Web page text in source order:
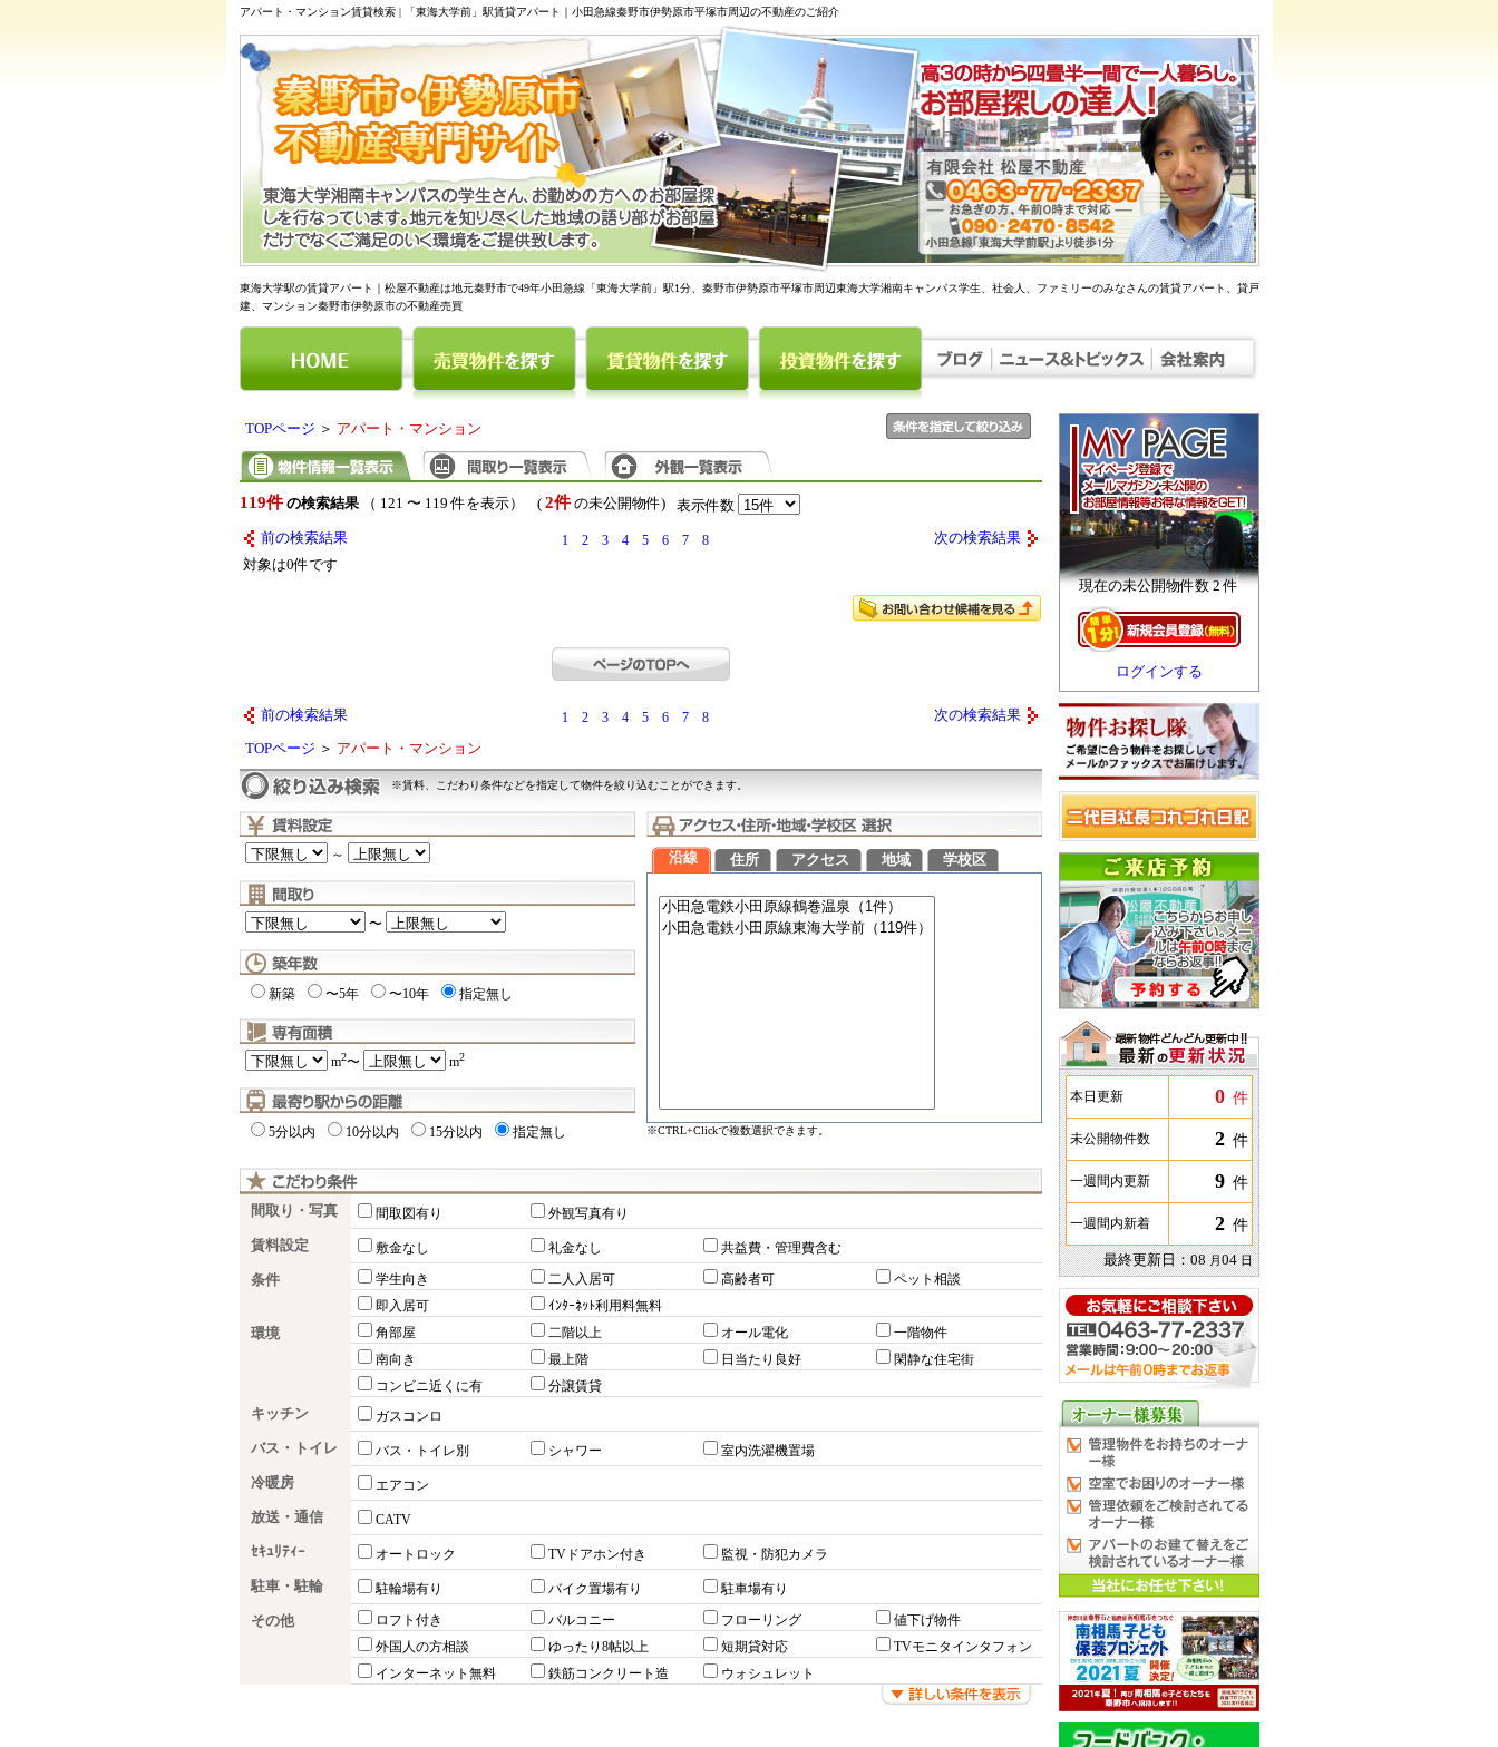
アパート・マンション賃貸検索 | 「東海大学前」駅賃貸アパート｜小田急線秦野市伊勢原市平塚市周辺の不動産のご紹介
東海大学駅の賃貸アパート｜松屋不動産は地元秦野市で49年小田急線「東海大学前」駅1分、秦野市伊勢原市平塚市周辺東海大学湘南キャンパス学生、社会人、ファミリーのみなさんの賃貸アパート、貸戸
建、マンション秦野市伊勢原市の不動産売買
現在の未公開物件数 2 件
ログインする
本日更新 0 件
未公開物件数 2 件
一週間内更新 9 件
一週間内新着 2 件
最終更新日：08 月04 日
TOPページ ＞ アパート・マンション
119件 の検索結果（ 121 〜 119 件を表示） ( 2件の未公開物件) 表示件数
前の検索結果 1 2 3 4 5 6 7 8
次の検索結果
対象は0件です
前の検索結果 1 2 3 4 5 6 7 8 次の検索結果
TOPページ ＞ アパート・マンション
※賃料、こだわり条件などを指定して物件を絞り込むことができます。
～
〜
新築 〜5年 〜10年 指定無し
m2〜 m2
5分以内 10分以内 15分以内 指定無し
沿線 住所 アクセス 地域 学校区
※CTRL+Clickで複数選択できます。
間取り・写真 間取図有り 外観写真有り
賃料設定 敷金なし 礼金なし 共益費・管理費含む
条件 学生向き 二人入居可 高齢者可
ペット相談
即入居可
ｲﾝﾀｰﾈｯﾄ利用料無料
環境 角部屋 二階以上 オール電化
一階物件
南向き
最上階 日当たり良好
閑静な住宅街
コンビニ近くに有
分譲賃貸
キッチン ガスコンロ
バス・トイレ バス・トイレ別 シャワー 室内洗濯機置場
冷暖房 エアコン
放送・通信 CATV
ｾｷｭﾘﾃｨｰ オートロック TVドアホン付き 監視・防犯カメラ
駐車・駐輪 駐輪場有り バイク置場有り 駐車場有り
その他 ロフト付き バルコニー フローリング
値下げ物件
外国人の方相談
ゆったり8帖以上 短期貸対応
TVモニタインタフォン
インターネット無料
鉄筋コンクリート造 ウォシュレット